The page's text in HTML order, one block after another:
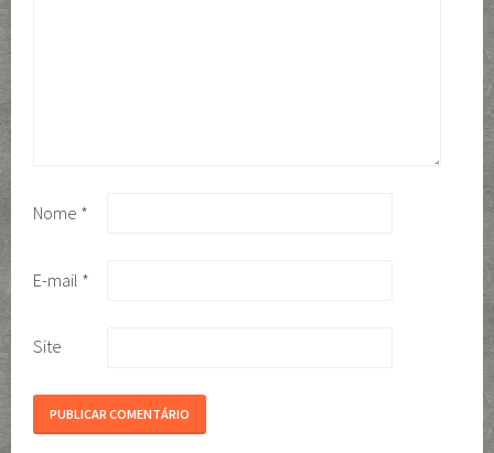
Nome *
E-mail *
Site